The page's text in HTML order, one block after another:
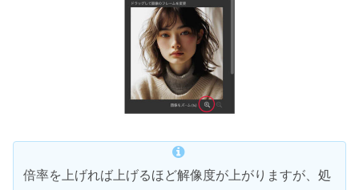
倍率を上げれば上げるほど解像度が上がりますが、処